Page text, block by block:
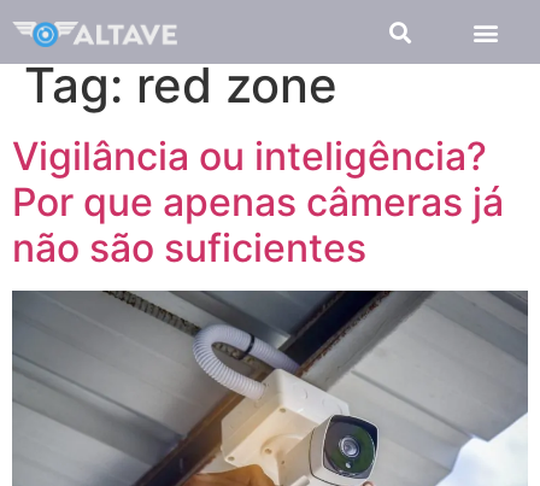
Tag: red zone
Vigilância ou inteligência?
Por que apenas câmeras já
não são suficientes